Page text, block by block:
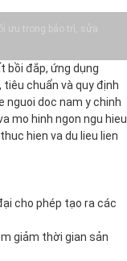
ưu trong bảo trì, sửa
bồi đắp, ứng dụng
chuẩn và quy định
nguoi doc nam y chinh
mo hinh ngon ngu hieu
hien va du lieu lien
cho phép tạo ra các
giảm thời gian sản